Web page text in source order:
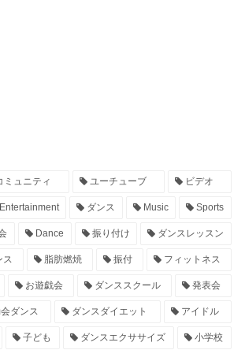
ミュニティ ユーチューブ ビデオ
ダンス Music Sports
Dance 振り付け ダンスレッスン
ス 脂肪燃焼 振付 フィットネス
お遊戯会 ダンススクール 発表会
ダンス ダンスダイエット アイドル
子ども ダンスエクササイズ 小学校